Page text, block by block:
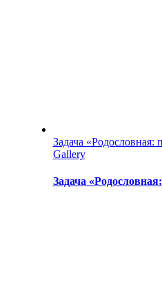
Задача «Родословная:
Gallery
Задача